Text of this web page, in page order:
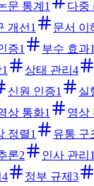
문 통계 1 다중
개선 1 문서 이
증1 부수 효과1
1 상태 관리 4
신원 인증1 실
상 통화1 영상
정렬1 유통 구
론2 인사 관리 1
4 정부 규제 3